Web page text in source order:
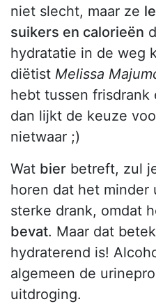
niet slecht, maar ze
suikers en calorieën
hydratatie in de weg
diëtist Melissa
hebt tussen frisdrank
dan lijkt de keuze
nietwaar ;)
Wat bier betreft, zul
horen dat het minder
sterke drank, omdat
bevat. Maar dat
hydraterend is!
algemeen de
uitdroging.